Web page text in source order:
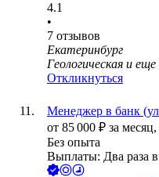
4.1
•
7 отзывов
Екатеринбург
Геологическая и еще
Откликнуться
Менеджер в банк
от 85 000 ₽ за месяц,
Без опыта
Выплаты: Два раза